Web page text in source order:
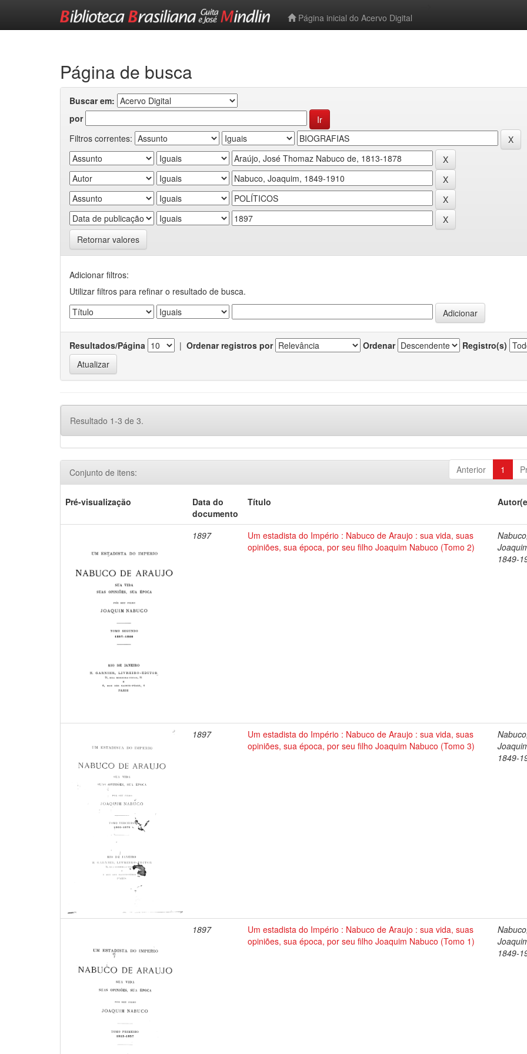
Página inicial do Acervo Digital
Página de busca
Buscar em:
por
Filtros correntes:
Retornar valores
Adicionar filtros:
Utilizar filtros para refinar o resultado de busca.
Resultados/Página | Ordenar registros por Ordenar Registro(s)
Resultado 1-3 de 3.
Anterior 1
Conjunto de itens:
Pré-visualização
Data do
documento
Título
1897
Um estadista do Império : Nabuco de Araujo : sua vida, suas
opiniões, sua época, por seu filho Joaquim Nabuco (Tomo 2)
Nabuco,
1849-
1897
Um estadista do Império : Nabuco de Araujo : sua vida, suas
opiniões, sua época, por seu filho Joaquim Nabuco (Tomo 3)
Nabuco,
1849-
1897
Um estadista do Império : Nabuco de Araujo : sua vida, suas
opiniões, sua época, por seu filho Joaquim Nabuco (Tomo 1)
Nabuco,
1849-